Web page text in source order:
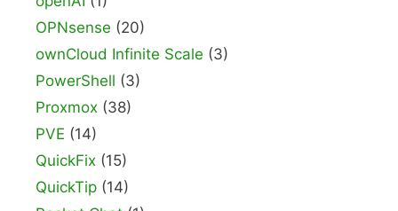
OPNsense (20)
ownCloud Infinite Scale (3)
PowerShell (3)
Proxmox (38)
PVE (14)
QuickFix (15)
QuickTip (14)